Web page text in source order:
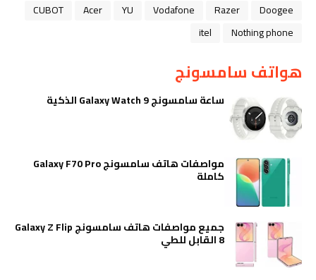
Doogee
Razer
Vodafone
YU
Acer
CUBOT
Nothing phone
itel
هواتف سامسونج
ساعة سامسونج Galaxy Watch 9 الذكية
مواصفات هاتف سامسونج Galaxy F70 Pro
كاملة
جميع مواصفات هاتف سامسونج Galaxy Z Flip
8 القابل للطي